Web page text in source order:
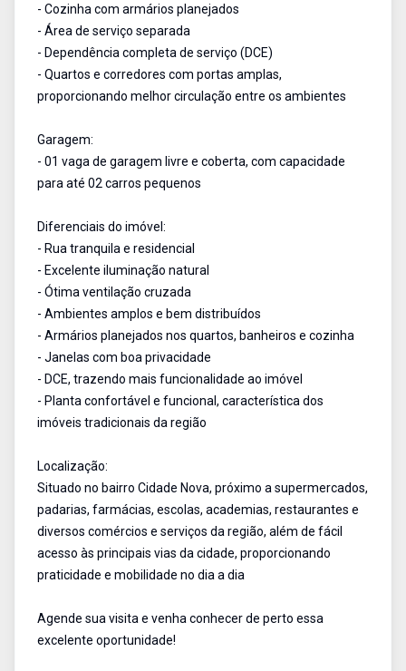
- Cozinha com armários planejados
- Área de serviço separada
- Dependência completa de serviço (DCE)
- Quartos e corredores com portas amplas,
proporcionando melhor circulação entre os ambientes
Garagem:
- 01 vaga de garagem livre e coberta, com capacidade
para até 02 carros pequenos
Diferenciais do imóvel:
- Rua tranquila e residencial
- Excelente iluminação natural
- Ótima ventilação cruzada
- Ambientes amplos e bem distribuídos
- Armários planejados nos quartos, banheiros e cozinha
- Janelas com boa privacidade
- DCE, trazendo mais funcionalidade ao imóvel
- Planta confortável e funcional, característica dos
imóveis tradicionais da região
Localização:
Situado no bairro Cidade Nova, próximo a supermercados,
padarias, farmácias, escolas, academias, restaurantes e
diversos comércios e serviços da região, além de fácil
acesso às principais vias da cidade, proporcionando
praticidade e mobilidade no dia a dia
Agende sua visita e venha conhecer de perto essa
excelente oportunidade!